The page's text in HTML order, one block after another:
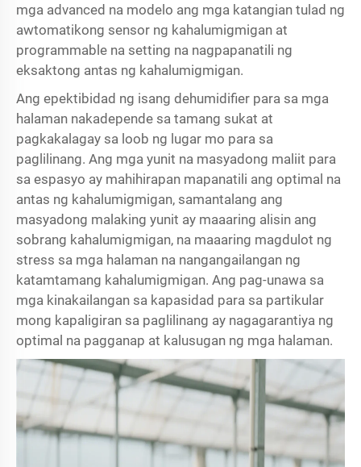
mga advanced na modelo ang mga katangian tulad ng
awtomatikong sensor ng kahalumigmigan at
programmable na setting na nagpapanatili ng
eksaktong antas ng kahalumigmigan.
Ang epektibidad ng isang dehumidifier para sa mga
halaman nakadepende sa tamang sukat at
pagkakalagay sa loob ng lugar mo para sa
paglilinang. Ang mga yunit na masyadong maliit para
sa espasyo ay mahihirapan mapanatili ang optimal na
antas ng kahalumigmigan, samantalang ang
masyadong malaking yunit ay maaaring alisin ang
sobrang kahalumigmigan, na maaaring magdulot ng
stress sa mga halaman na nangangailangan ng
katamtamang kahalumigmigan. Ang pag-unawa sa
mga kinakailangan sa kapasidad para sa partikular
mong kapaligiran sa paglilinang ay nagagarantiya ng
optimal na pagganap at kalusugan ng mga halaman.